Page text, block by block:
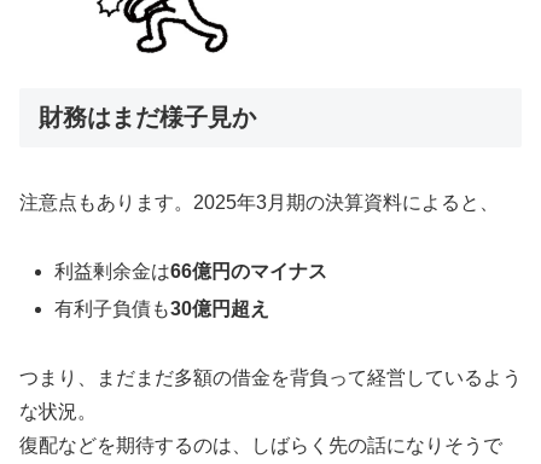
財務はまだ様子見か
注意点もあります。2025年3月期の決算資料によると、
利益剰余金は66億円のマイナス
有利子負債も30億円超え
つまり、まだまだ多額の借金を背負って経営しているよう
な状況。
復配などを期待するのは、しばらく先の話になりそうで